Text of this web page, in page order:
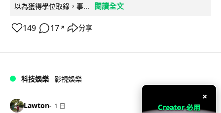
以為獲得學位取錄，事...
閱讀全文
149 17 ↗ 分享
科技娛樂 影視娛樂
Lawton 1 日
×